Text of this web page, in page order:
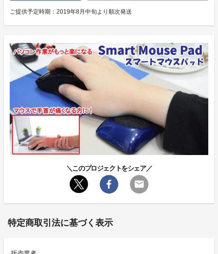
ご提供予定時期：2019年8月中旬より順次発送
＼このプロジェクトをシェア／
特定商取引法に基づく表示